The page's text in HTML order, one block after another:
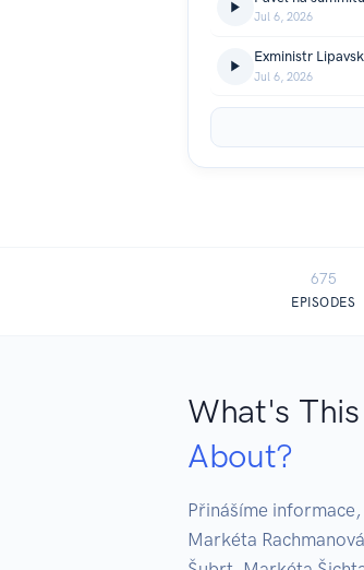
Jul 6, 2026
Jul 6, 2026
675
EPISODES
What's
About?
Přinášíme
Markéta